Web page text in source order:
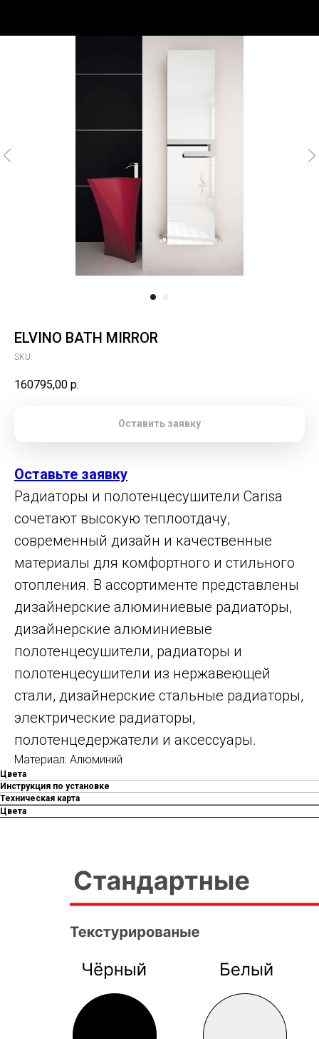
ELVINO BATH MIRROR
SKU:
160795,00 р.
Оставить заявку
Оставьте заявку
Радиаторы и полотенцесушители Carisa
сочетают высокую теплоотдачу,
современный дизайн и качественные
материалы для комфортного и стильного
отопления. В ассортименте представлены
дизайнерские алюминиевые радиаторы,
дизайнерские алюминиевые
полотенцесушители, радиаторы и
полотенцесушители из нержавеющей
стали, дизайнерские стальные радиаторы,
электрические радиаторы,
полотенцедержатели и аксессуары.
Материал: Алюминий
Цвета
Инструкция по установке
Техническая карта
Цвета